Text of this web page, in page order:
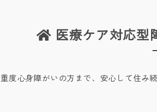
医療ケア対応型
度心身障がいの方まで、安心して住